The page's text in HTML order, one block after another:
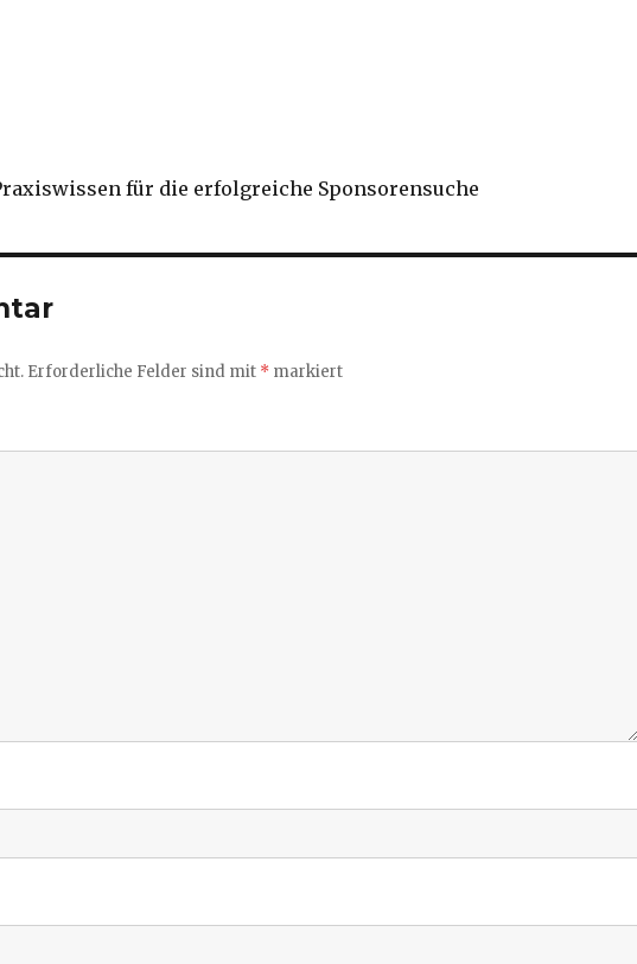
für die erfolgreiche Sponsorensuche
Erforderliche Felder sind mit * markiert